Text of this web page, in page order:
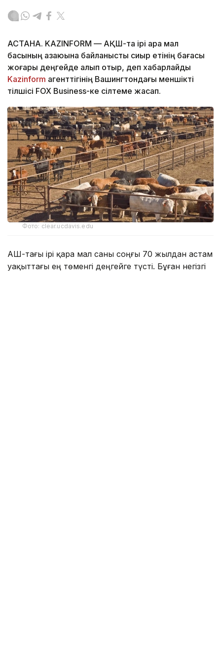
АСТАНА. KAZINFORM — АҚШ-та ірі қара мал
басының азаюына байланысты сиыр етінің бағасы
жоғары деңгейде қалып отыр, деп хабарлайды
Kazinform агенттігінің Вашингтондағы меншікті
тілшісі FOX Business-ке сілтеме жасап.
Фото: clear.ucdavis.edu
АҚШ-тағы ірі қара мал саны соңғы 70 жылдан астам
уақыттағы ең төменгі деңгейге түсті. Бұған негізгі